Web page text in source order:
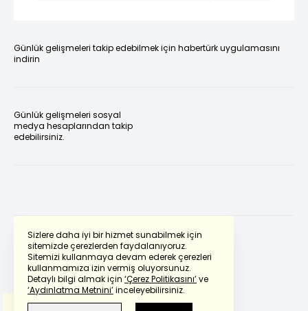
Sizlere daha iyi bir hizmet sunabilmek için
sitemizde çerezlerden faydalanıyoruz.
Sitemizi kullanmaya devam ederek çerezleri
kullanmamıza izin vermiş oluyorsunuz.
Detaylı bilgi almak için ‘Çerez Politikasını’ve
‘Aydınlatma Metnini’inceleyebilirsiniz.
Günlük gelişmeleri takip edebilmek için habertürk uygulamasını
indirin
Günlük gelişmeleri sosyal
medya hesaplarından takip
edebilirsiniz.
Powered by Translate
Bu çevirideGoogle Transletekullanılmıştır.